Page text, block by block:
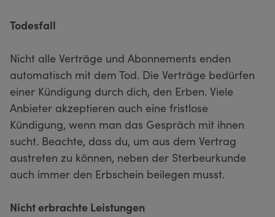
Todesfall
Nicht alle Verträge und Abonnements enden
automatisch mit dem Tod. Die Verträge bedürfen
einer Kündigung durch dich, den Erben. Viele
Anbieter akzeptieren auch eine fristlose
Kündigung, wenn man das Gespräch mit ihnen
sucht. Beachte, dass du, um aus dem Vertrag
austreten zu können, neben der Sterbeurkunde
auch immer den Erbschein beilegen musst.
Nicht erbrachte Leistungen